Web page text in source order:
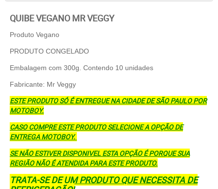
QUIBE VEGANO MR VEGGY
Produto Vegano
PRODUTO CONGELADO
Embalagem com 300g. Contendo 10 unidades
Fabricante: Mr Veggy
ESTE PRODUTO SÓ É ENTREGUE NA CIDADE DE SÃO PAULO POR
MOTOBOY.
CASO COMPRE ESTE PRODUTO SELECIONE A OPÇÃO DE
ENTREGA MOTOBOY.
SE NÃO ESTIVER DISPONIVEL ESTA OPÇÃO É PORQUE SUA
REGIÃO NÃO É ATENDIDA PARA ESTE PRODUTO.
TRATA-SE DE UM PRODUTO QUE NECESSITA DE